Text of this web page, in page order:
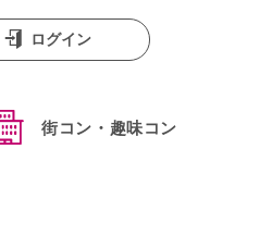
街コン・趣味コン
ログイン